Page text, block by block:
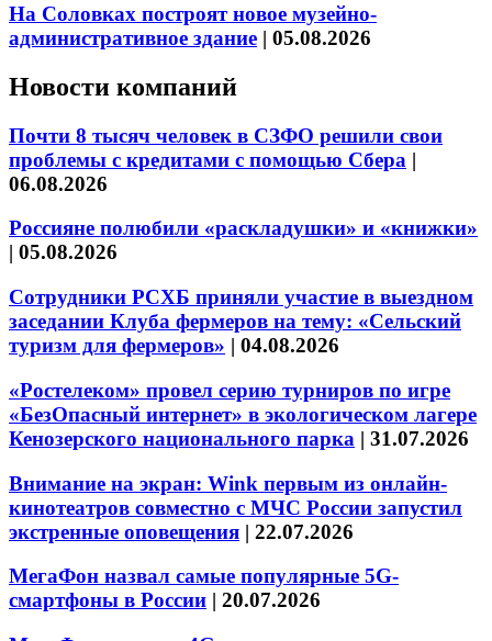
На Соловках построят новое музейно-
административное здание | 05.08.2026
Новости компаний
Почти 8 тысяч человек в СЗФО решили свои
проблемы с кредитами с помощью Сбера |
06.08.2026
Россияне полюбили «раскладушки» и «книжки»
| 05.08.2026
Сотрудники РСХБ приняли участие в выездном
заседании Клуба фермеров на тему: «Сельский
туризм для фермеров» | 04.08.2026
«Ростелеком» провел серию турниров по игре
«БезОпасный интернет» в экологическом лагере
Кенозерского национального парка | 31.07.2026
Внимание на экран: Wink первым из онлайн-
кинотеатров совместно с МЧС России запустил
экстренные оповещения | 22.07.2026
МегаФон назвал самые популярные 5G-
смартфоны в России | 20.07.2026